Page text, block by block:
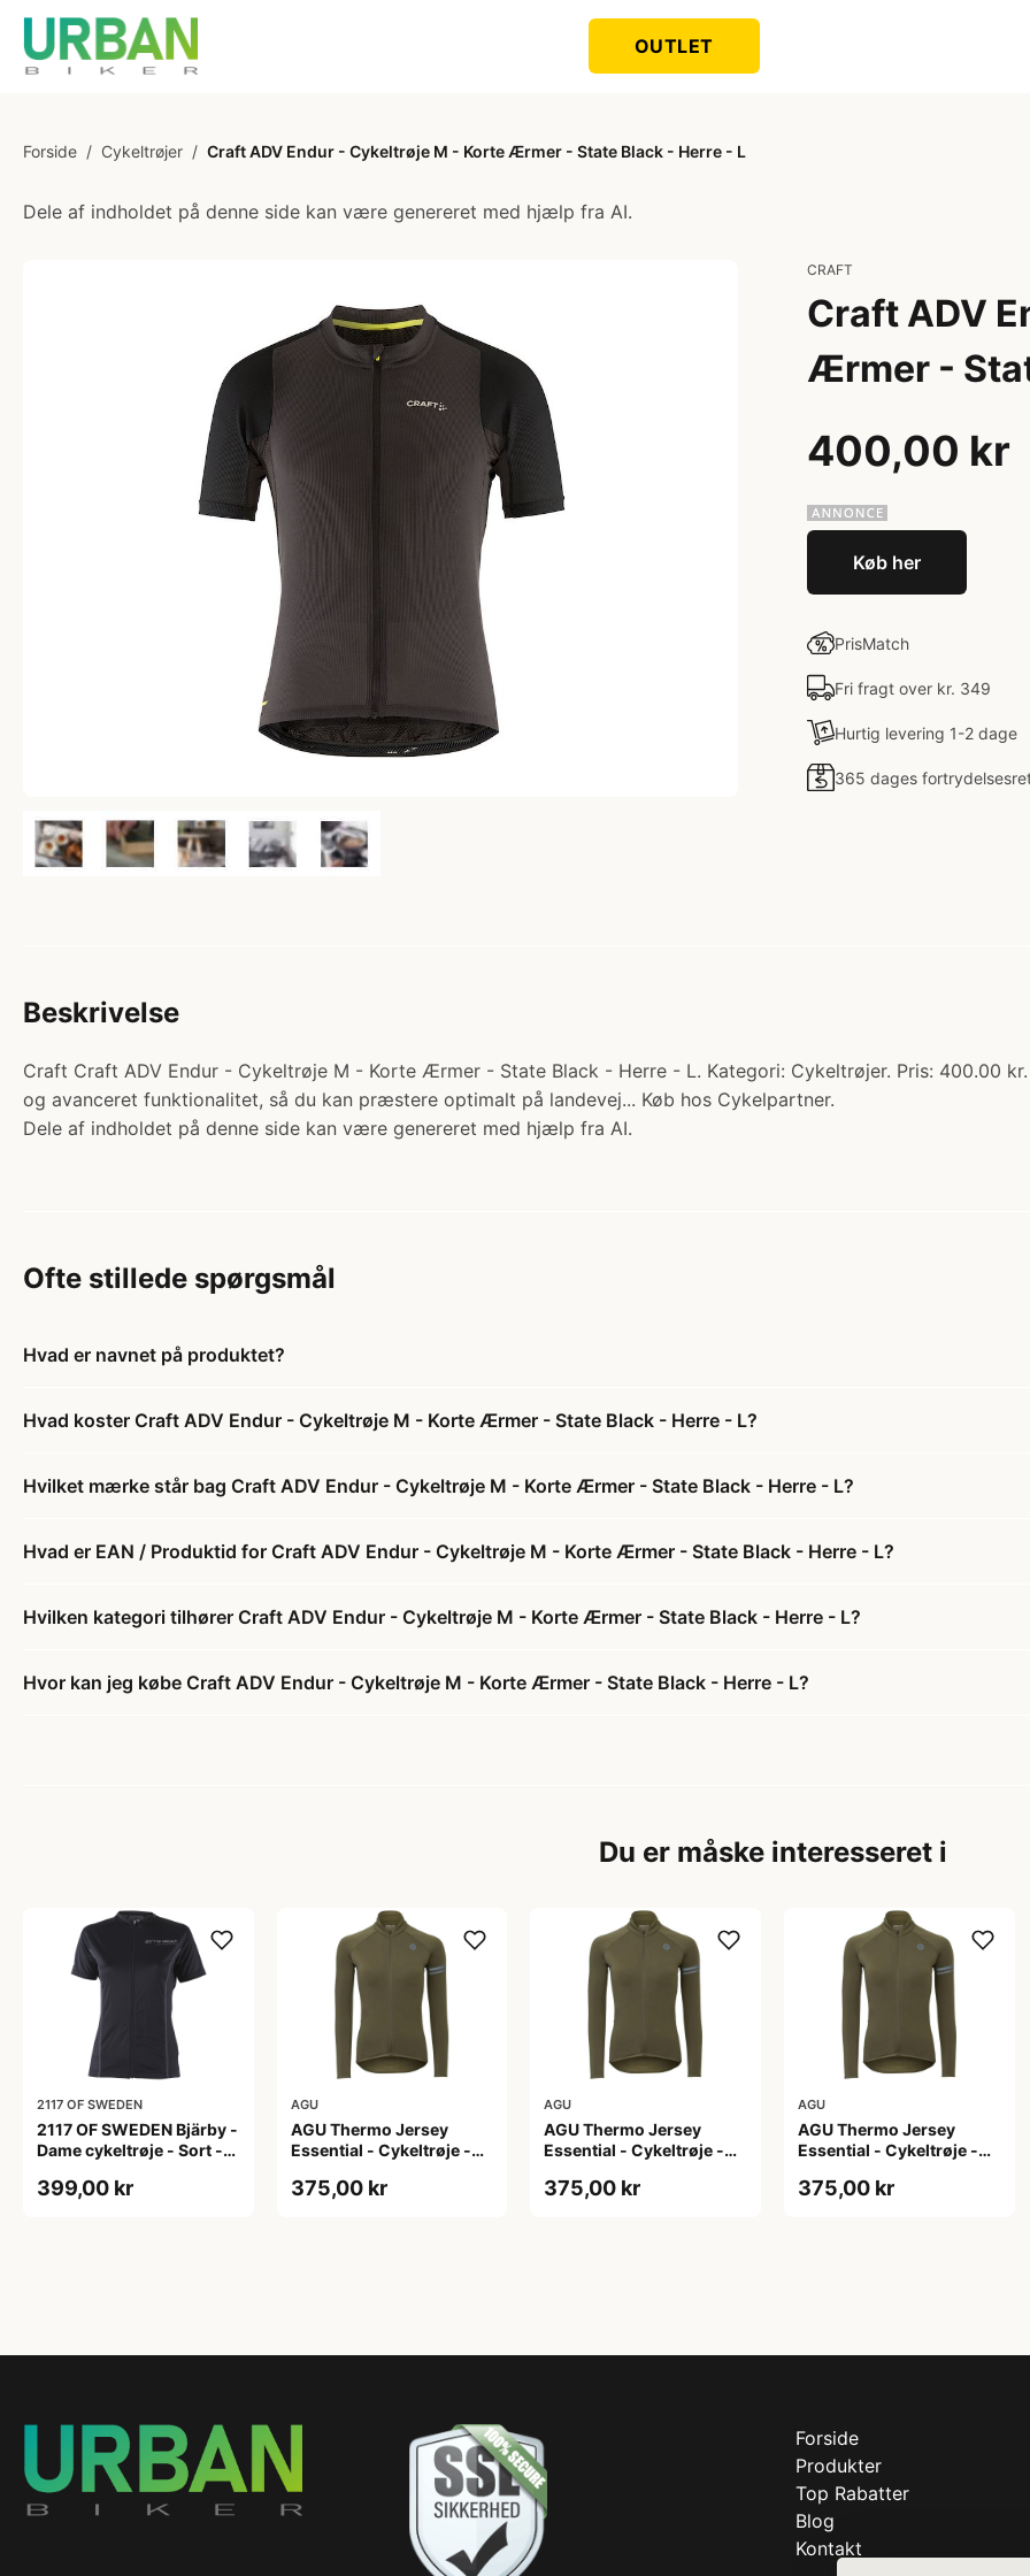
OUTLET
Forside / Cykeltrøjer / Craft ADV Endur - Cykeltrøje M - Korte Ærmer - State Black - Herre - L
Dele af indholdet på denne side kan være genereret med hjælp fra AI.
CRAFT
Craft ADV
Ærmer -
400,00 kr
Køb her
PrisMatch
Fri fragt over kr. 349
Hurtig levering 1-2 dage
365 dages
Beskrivelse
Craft Craft ADV Endur - Cykeltrøje M - Korte Ærmer - State Black - Herre - L. Kategori: Cykeltrøjer. Pris: 400.00
og avanceret funktionalitet, så du kan præstere optimalt på landevej... Køb hos Cykelpartner.
Dele af indholdet på denne side kan være genereret med hjælp fra AI.
Ofte stillede spørgsmål
Hvad er navnet på produktet?
Hvad koster Craft ADV Endur - Cykeltrøje M - Korte Ærmer - State Black - Herre - L?
Hvilket mærke står bag Craft ADV Endur - Cykeltrøje M - Korte Ærmer - State Black - Herre - L?
Hvad er EAN / Produktid for Craft ADV Endur - Cykeltrøje M - Korte Ærmer - State Black - Herre - L?
Hvilken kategori tilhører Craft ADV Endur - Cykeltrøje M - Korte Ærmer - State Black - Herre - L?
Hvor kan jeg købe Craft ADV Endur - Cykeltrøje M - Korte Ærmer - State Black - Herre - L?
Du er måske interesseret i
2117 OF SWEDEN
2117 OF SWEDEN Bjärby -
Dame cykeltrøje - Sort -
399,00 kr
AGU
AGU Thermo Jersey
Essential - Cykeltrøje -
375,00 kr
AGU
AGU Thermo Jersey
Essential - Cykeltrøje -
M
375,00 kr
AGU
AGU Thermo Jersey
Essential - Cykeltrøje -
375,00 kr
Forside
Produkter
Top Rabatter
Blog
Kontakt